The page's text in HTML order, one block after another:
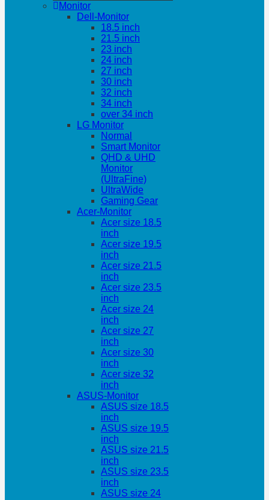
Monitor
Dell-Monitor
18.5 inch
21.5 inch
23 inch
24 inch
27 inch
30 inch
32 inch
34 inch
over 34 inch
LG Monitor
Normal
Smart Monitor
QHD & UHD
Monitor
(UltraFine)
UltraWide
Gaming Gear
Acer-Monitor
Acer size 18.5
inch
Acer size 19.5
inch
Acer size 21.5
inch
Acer size 23.5
inch
Acer size 24
inch
Acer size 27
inch
Acer size 30
inch
Acer size 32
inch
ASUS-Monitor
ASUS size 18.5
inch
ASUS size 19.5
inch
ASUS size 21.5
inch
ASUS size 23.5
inch
ASUS size 24